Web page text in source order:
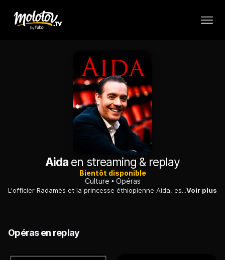
Aida en streaming & replay
Bientôt disponible
Culture
Opéras
L'officier Radamès et la princesse éthiopienne Aida, esclave au royaume d'Égypte, s'aiment en secret… En direct de l'Opéra de Dresde, Katharina Thalbach met en scène l'œuvre monumentale de Verdi, sous la direction de Christian Thielemann.Voir plus
Opéras en replay